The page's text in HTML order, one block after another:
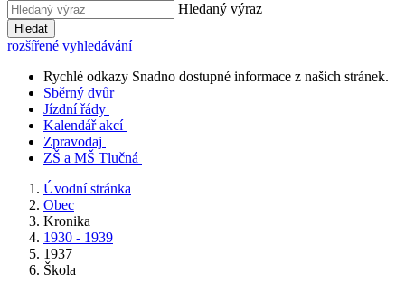
Hledaný výraz
Hledat
rozšířené vyhledávání
Rychlé odkazy Snadno dostupné informace z našich stránek.
Sběrný dvůr
Jízdní řády
Kalendář akcí
Zpravodaj
ZŠ a MŠ Tlučná
Úvodní stránka
Obec
Kronika
1930 - 1939
1937
Škola